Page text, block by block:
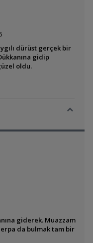
dürüst gerçek bir
gidip
oldu.
giderek. Muazzam
da bulmak tam bir